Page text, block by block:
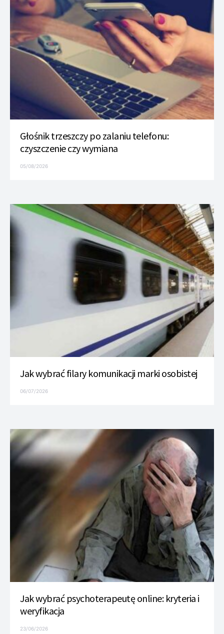
Głośnik trzeszczy po zalaniu telefonu:
czyszczenie czy wymiana
05/08/2026
Jak wybrać filary komunikacji marki osobistej
06/07/2026
Jak wybrać psychoterapeutę online: kryteria i
weryfikacja
23/06/2026